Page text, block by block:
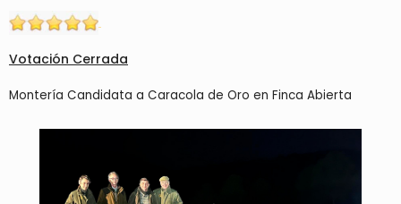
Votación Cerrada
Montería Candidata a Caracola de Oro en Finca Abierta